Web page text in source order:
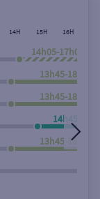
14H 15H 16H
14h05-17h00
13h45-18h00
13h45-18h00
14h45-
13h45-18h00